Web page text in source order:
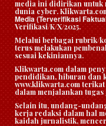
media ini didirikan untuk
dunia cyber.
Media (Terverifikasi
Verifikasi/K/X/2025.
Melalui berbagai rubrik/
terus melakukan
sesuai kekiniannya.
Klikwarta.com dalam
pendidikan, hiburan dan
www.klikwarta.com
dalam menjalankan
Selain itu, undang-
kerja redaksi dalam hal
kaidah jurnalistik,